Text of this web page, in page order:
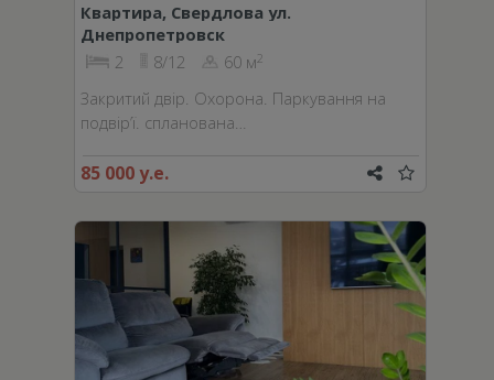
Квартира, Свердлова ул.
Днепропетровск
2
8/12 60 м2
Закритий двір. Охорона. Паркування на
подвір’ї. спланована…
85 000 у.е.